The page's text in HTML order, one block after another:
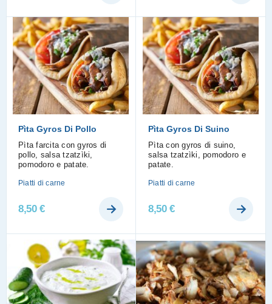
Pìta Gyros Di Pollo
Pìta farcita con gyros di
pollo, salsa tzatzìki,
pomodoro e patate.
Piatti di carne
8,50€
Pìta Gyros Di Suino
Pìta con gyros di suino,
salsa tzatzìki, pomodoro e
patate.
Piatti di carne
8,50€